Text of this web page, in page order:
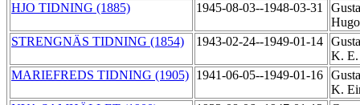
HJO TIDNING (1885)
1945-08-03--1948-03-31
STRENGNÄS TIDNING (1854)
1943-02-24--1949-01-14
K.
MARIEFREDS TIDNING (1905) 1941-06-05--1949-01-16
K.